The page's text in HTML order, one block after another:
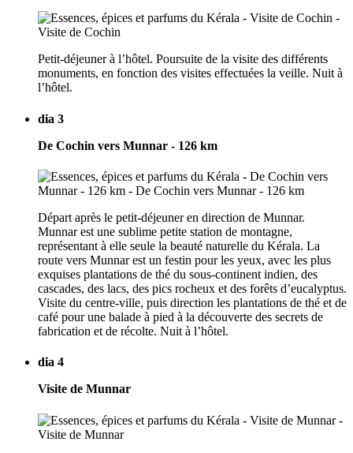
Petit-déjeuner à l’hôtel. Poursuite de la visite des différents
monuments, en fonction des visites effectuées la veille. Nuit à
l’hôtel.
dia 3
De Cochin vers Munnar - 126 km
Départ après le petit-déjeuner en direction de Munnar.
Munnar est une sublime petite station de montagne,
représentant à elle seule la beauté naturelle du Kérala. La
route vers Munnar est un festin pour les yeux, avec les plus
exquises plantations de thé du sous-continent indien, des
cascades, des lacs, des pics rocheux et des forêts d’eucalyptus.
Visite du centre-ville, puis direction les plantations de thé et de
café pour une balade à pied à la découverte des secrets de
fabrication et de récolte. Nuit à l’hôtel.
dia 4
Visite de Munnar